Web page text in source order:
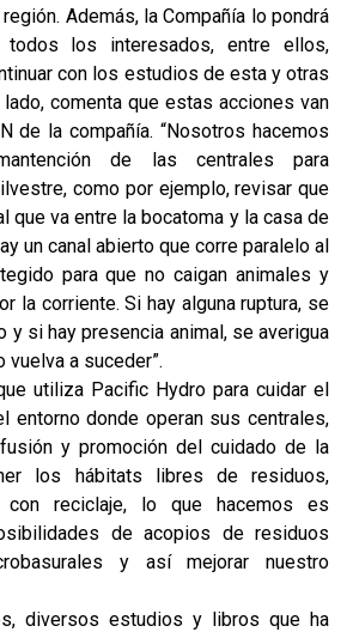
Además, la Compañía lo pondrá
los interesados, entre ellos,
con los estudios de esta y otras
comenta que estas acciones van
de la compañía. “Nosotros hacemos
de las centrales para
como por ejemplo, revisar que
que va entre la bocatoma y la casa de
un canal abierto que corre paralelo al
para que no caigan animales y
la corriente. Si hay alguna ruptura, se
y si hay presencia animal, se averigua
vuelva a suceder”.
utiliza Pacific Hydro para cuidar el
entorno donde operan sus centrales,
y promoción del cuidado de la
los hábitats libres de residuos,
con reciclaje, lo que hacemos es
de acopios de residuos
y así mejorar nuestro
diversos estudios y libros que ha